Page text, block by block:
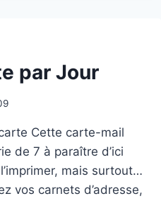
par Jour
Cette carte-mail
de 7 à paraître d’ici
mais surtout…
vos carnets d’adresse,